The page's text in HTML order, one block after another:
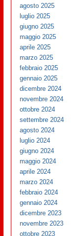
agosto 2025
luglio 2025
giugno 2025
maggio 2025
aprile 2025
marzo 2025
febbraio 2025
gennaio 2025
dicembre 2024
novembre 2024
ottobre 2024
settembre 2024
agosto 2024
luglio 2024
giugno 2024
maggio 2024
aprile 2024
marzo 2024
febbraio 2024
gennaio 2024
dicembre 2023
novembre 2023
ottobre 2023